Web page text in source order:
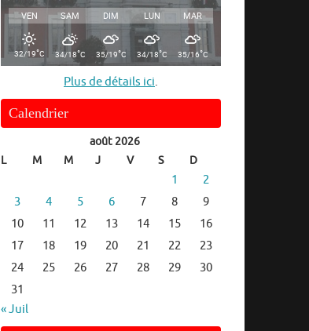
VEN SAM DIM LUN MAR
32/19°C 34/18°C 35/19°C 34/18°C 35/16°C
Plus de détails ici.
Calendrier
août 2026
L
M M J V S D
1
2
3
4 5 6 7 8
9
10
11 12 13 14 15
16
17
18 19 20 21 22
23
24
25 26 27 28 29
30
31
« Juil